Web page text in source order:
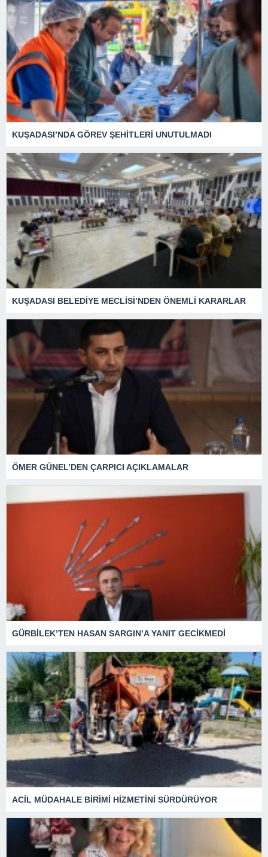
KUŞADASI’NDA GÖREV ŞEHİTLERİ UNUTULMADI
KUŞADASI BELEDİYE MECLİSİ’NDEN ÖNEMLİ KARARLAR
ÖMER GÜNEL’DEN ÇARPICI AÇIKLAMALAR
GÜRBİLEK’TEN HASAN SARGIN’A YANIT GECİKMEDİ
ACİL MÜDAHALE BİRİMİ HİZMETİNİ SÜRDÜRÜYOR